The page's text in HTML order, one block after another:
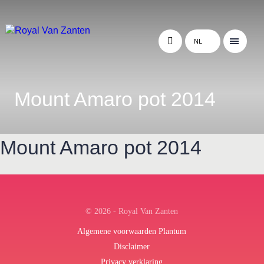
NL
Mount Amaro pot 2014
Mount Amaro pot 2014
© 2026 - Royal Van Zanten
Algemene voorwaarden Plantum
Disclaimer
Privacy verklaring